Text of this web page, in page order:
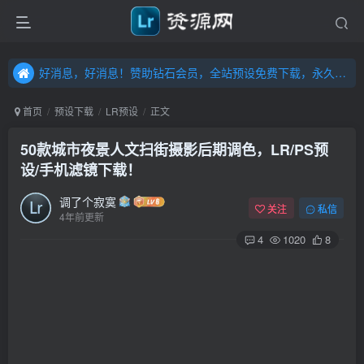
好消息，好消息！赞助钻石会员，全站预设免费下载，永久钻石会员，”送“万元超值资源，内容丰富，容量高达20T，不断更新！点击进入……
好消息，好消息！赞助钻石会员，全站预设免费下载，永久钻石会员，”送“万元超值资源，内容丰富，容量高达20T，不断更新！点击进入……
首页 预设下载 LR预设 正文
50款城市夜景人文扫街摄影后期调色，LR/PS预
设/手机滤镜下载！
调了个寂寞
4年前更新
关注 私信
4 1020 8